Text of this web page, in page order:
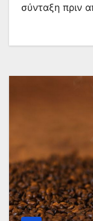
σύνταξη πριν